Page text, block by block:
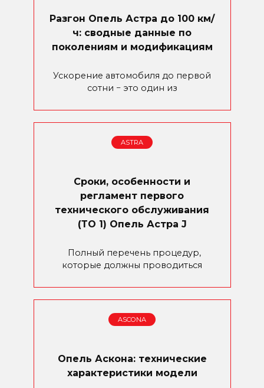
Разгон Опель Астра до 100 км/
ч: сводные данные по
поколениям и модификациям
Ускорение автомобиля до первой
сотни − это один из
ASTRA
Сроки, особенности и
регламент первого
технического обслуживания
(ТО 1) Опель Астра J
Полный перечень процедур,
которые должны проводиться
ASCONA
Опель Аскона: технические
характеристики модели